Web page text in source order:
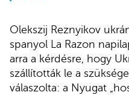
Olekszij Reznyikov
spanyol La Razon
arra a kérdésre, hogy
szállították le a
válaszolta: a Nyugat